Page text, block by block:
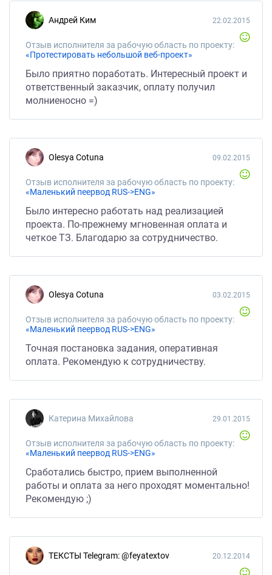
Андрей Ким
Отзыв исполнителя за рабочую область по проекту:
«Протестировать небольшой веб-проект»
22.02.2015
Было приятно поработать. Интересный проект и
ответственный заказчик, оплату получил
молниеносно =)
Olesya Cotuna
Отзыв исполнителя за рабочую область по проекту:
«Маленький пеервод RUS->ENG»
09.02.2015
Было интересно работать над реализацией
проекта. По-прежнему мгновенная оплата и
четкое ТЗ. Благодарю за сотрудничество.
Olesya Cotuna
Отзыв исполнителя за рабочую область по проекту:
«Маленький пеервод RUS->ENG»
03.02.2015
Точная постановка задания, оперативная
оплата. Рекомендую к сотрудничеству.
Катерина Михайлова
Отзыв исполнителя за рабочую область по проекту:
«Маленький пеервод RUS->ENG»
29.01.2015
Сработались быстро, прием выполненной
работы и оплата за него проходят моментально!
Рекомендую ;)
ТЕКСТЫ Telegram: @feyatextov 20.12.2014